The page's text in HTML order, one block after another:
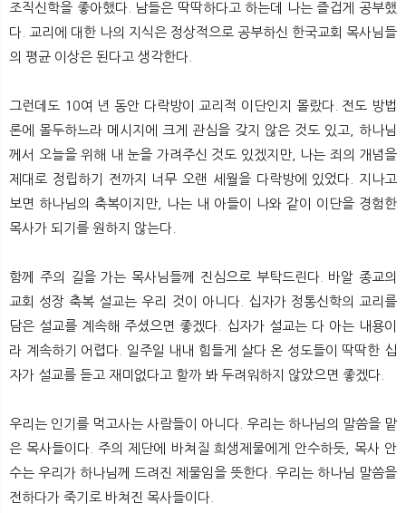
조직신학을 좋아했다. 남들은 딱딱하다고 하는데 나는 즐겁게 공부했
다. 교리에 대한 나의 지식은 정상적으로 공부하신 한국교회 목사님들
의 평균 이상은 된다고 생각한다.
그런데도 10여 년 동안 다락방이 교리적 이단인지 몰랐다. 전도 방법
론에 몰두하느라 메시지에 크게 관심을 갖지 않은 것도 있고, 하나님
께서 오늘을 위해 내 눈을 가려주신 것도 있겠지만, 나는 죄의 개념을
제대로 정립하기 전까지 너무 오랜 세월을 다락방에 있었다. 지나고
보면 하나님의 축복이지만, 나는 내 아들이 나와 같이 이단을 경험한
목사가 되기를 원하지 않는다.
함께 주의 길을 가는 목사님들께 진심으로 부탁드린다. 바알 종교의
교회 성장 축복 설교는 우리 것이 아니다. 십자가 정통신학의 교리를
담은 설교를 계속해 주셨으면 좋겠다. 십자가 설교는 다 아는 내용이
라 계속하기 어렵다. 일주일 내내 힘들게 살다 온 성도들이 딱딱한 십
자가 설교를 듣고 재미없다고 할까 봐 두려워하지 않았으면 좋겠다.
우리는 인기를 먹고사는 사람들이 아니다. 우리는 하나님의 말씀을 맡
은 목사들이다. 주의 제단에 바쳐질 희생제물에게 안수하듯, 목사 안
수는 우리가 하나님께 드려진 제물임을 뜻한다. 우리는 하나님 말씀을
전하다가 죽기로 바쳐진 목사들이다.